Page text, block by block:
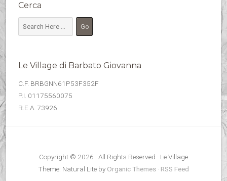
Cerca
Le Village di Barbato Giovanna
C.F. BRBGNN61P53F352F
P.I. 01175560075
R.E.A. 73926
Copyright © 2026 · All Rights Reserved · Le Village
Theme: Natural Lite by Organic Themes · RSS Feed